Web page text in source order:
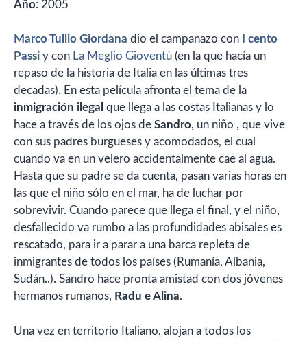
Año: 2005
Marco Tullio Giordana dio el campanazo con
I cento
Passi y con La Meglio Gioventù (en la que hacía un
repaso de la historia de Italia en las últimas tres
decadas). En esta película afronta el tema de la
inmigración ilegal que llega a las costas Italianas y lo
hace a través de los ojos de Sandro, un niño , que vive
con sus padres burgueses y acomodados, el cual
cuando va en un velero accidentalmente cae al agua.
Hasta que su padre se da cuenta, pasan varias horas en
las que el niño sólo en el mar, ha de luchar por
sobrevivir. Cuando parece que llega el final, y el niño,
desfallecido va rumbo a las profundidades abisales es
rescatado, para ir a parar a una barca repleta de
inmigrantes de todos los países (Rumanía, Albania,
Sudán..). Sandro hace pronta amistad con dos jóvenes
hermanos rumanos, Radu e Alina.
Una vez en territorio Italiano, alojan a todos los